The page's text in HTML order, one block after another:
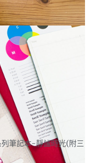
筆記本-靜謐時光(附三